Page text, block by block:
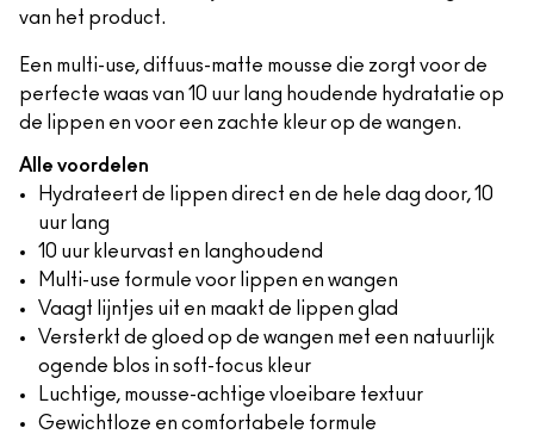
van het product.
Een multi-use, diffuus-matte mousse die zorgt voor de
perfecte waas van 10 uur lang houdende hydratatie op
de lippen en voor een zachte kleur op de wangen.
Alle voordelen
Hydrateert de lippen direct en de hele dag door, 10
uur lang
10 uur kleurvast en langhoudend
Multi-use formule voor lippen en wangen
Vaagt lijntjes uit en maakt de lippen glad
Versterkt de gloed op de wangen met een natuurlijk
ogende blos in soft-focus kleur
Luchtige, mousse-achtige vloeibare textuur
Gewichtloze en comfortabele formule